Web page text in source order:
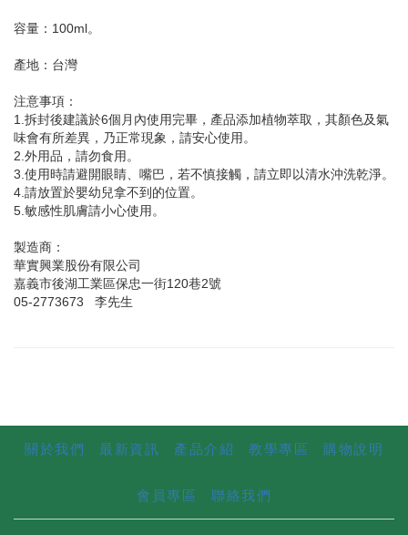
容量：100ml。
產地：台灣
注意事項：
1.拆封後建議於6個月內使用完畢，產品添加植物萃取，其顏色及氣
味會有所差異，乃正常現象，請安心使用。
2.外用品，請勿食用。
3.使用時請避開眼睛、嘴巴，若不慎接觸，請立即以清水沖洗乾淨。
4.請放置於嬰幼兒拿不到的位置。
5.敏感性肌膚請小心使用。
製造商：
華實興業股份有限公司
嘉義市後湖工業區保忠一街120巷2號
05-2773673 李先生
關於我們 最新資訊 產品介紹 教學專區 購物說明
會員專區 聯絡我們